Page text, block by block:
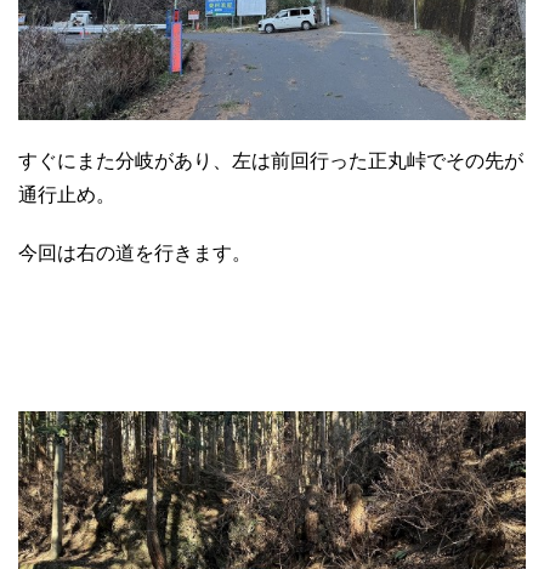
すぐにまた分岐があり、左は前回行った正丸峠でその先が
通行止め。
今回は右の道を行きます。